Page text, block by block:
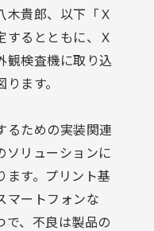
木貴郎、以下「Ｘ
するとともに、Ｘ
観検査機に取り込
ます。
るための実装関連
ソリューションに
ます。プリント基
マートフォンな
で、不良は製品の